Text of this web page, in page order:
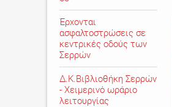
Έρχονται
ασφαλτοστρώσεις σε
κεντρικές οδούς των
Σερρών
Δ.Κ.Βιβλιοθήκη Σερρών
- Χειμερινό ωράριο
λειτουργίας